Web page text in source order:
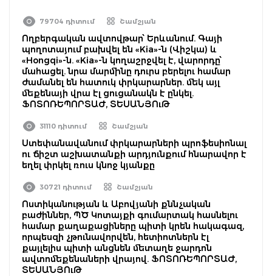
79704 դիտում Շամշյան
Ողբերգական ավտովթար՝ Երևանում. Գայի
պողոտայում բախվել են «Kia»-ն (Վիշկա) և
«Hongqi»-ն. «Kia»-ն կողաշրջվել է, վարորդը՝
մահացել. նրա մարմինը դուրս բերելու համար
ժամանել են հատուկ փրկարարներ. մեկ այլ
մեքենայի վրա էլ ցուցանակն է ընկել.
ՖՈՏՈՌԵՊՈՐՏԱԺ, ՏԵՍԱՆՅՈւԹ
31110 դիտում Շամշյան
Ստեփանավանում փրկարարների պրոֆեսիոնալ
ու ճիշտ աշխատանքի արդյունքում հնարավոր է
եղել փրկել ռուս կնոջ կյանքը
30721 դիտում Շամշյան
Ոստիկանության և Աբովյանի քննչական
բաժիններ, ՊԾ Կոտայքի գումարտակ հասնելու
համար քաղաքացիները պիտի կրեն հակագազ,
որպեսզի չթունավորվեն, հետիոտներն էլ
քայլելիս պիտի անցնեն մետաղե ջարդոն
ավտոմեքենաների վրայով. ՖՈՏՈՌԵՊՈՐՏԱԺ,
ՏԵՍԱՆՅՈւԹ